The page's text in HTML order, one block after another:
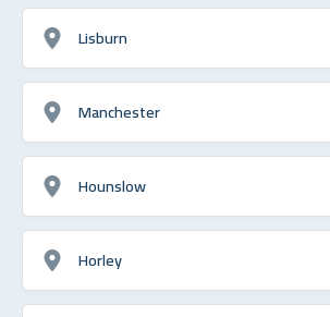
Lisburn
Manchester
Hounslow
Horley